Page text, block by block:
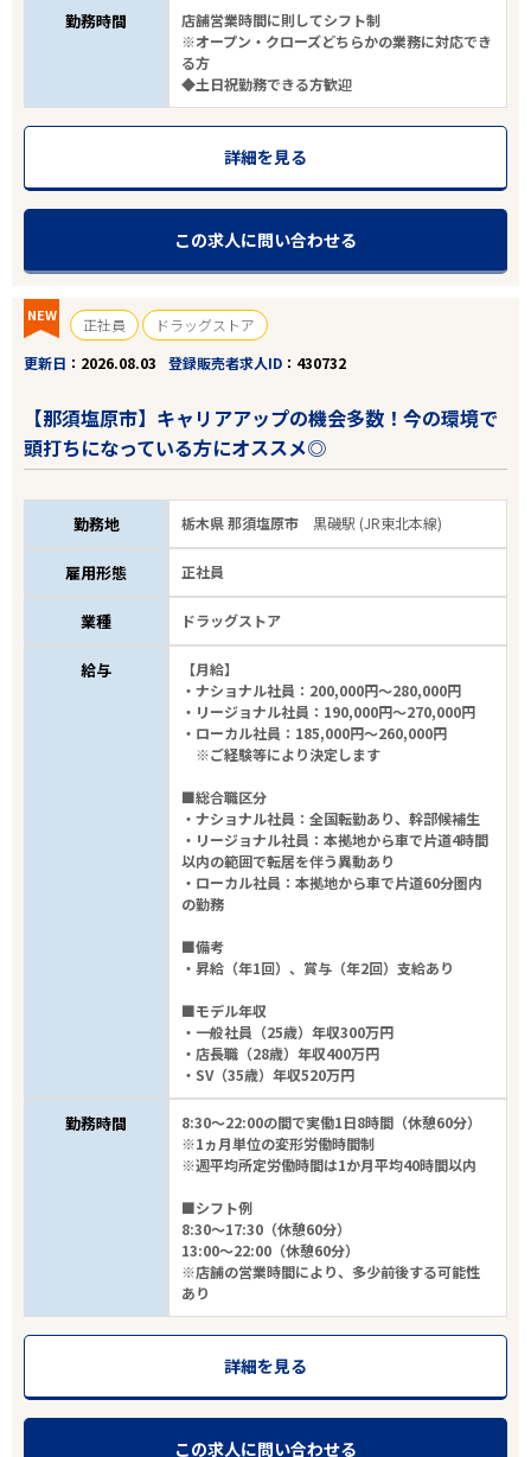
勤務時間
店舗営業時間に則してシフト制
※オープン・クローズどちらかの業務に対応でき
る方
◆土日祝勤務できる方歓迎
詳細を見る
この求人に問い合わせる
NEW 正社員
ドラッグストア
更新日
2026.08.03 登録販売者求人ID 430732
【那須塩原市】キャリアアップの機会多数！今の環境で
頭打ちになっている方にオススメ◎
勤務地 栃木県 那須塩原市黒磯駅 (JR東北本線)
雇用形態 正社員
業種 ドラッグストア
給与
【月給】
・ナショナル社員：200,000円～280,000円
・リージョナル社員：190,000円～270,000円
・ローカル社員：185,000円～260,000円
※ご経験等により決定します
■総合職区分
・ナショナル社員：全国転勤あり、幹部候補生
・リージョナル社員：本拠地から車で片道4時間
以内の範囲で転居を伴う異動あり
・ローカル社員：本拠地から車で片道60分圏内
の勤務
■備考
・昇給（年1回）、賞与（年2回）支給あり
■モデル年収
・一般社員（25歳）年収300万円
・店長職（28歳）年収400万円
・SV（35歳）年収520万円
勤務時間
8:30～22:00の間で実働1日8時間（休憩60分）
※1ヵ月単位の変形労働時間制
※週平均所定労働時間は1か月平均40時間以内
■シフト例
8:30～17:30（休憩60分）
13:00～22:00（休憩60分）
※店舗の営業時間により、多少前後する可能性
あり
詳細を見る
この求人に問い合わせる